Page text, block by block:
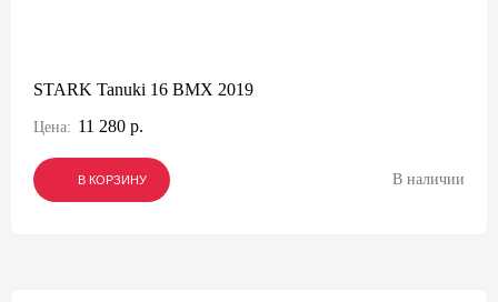
STARK Tanuki 16 BMX 2019
Цена: 11 280 р.
В КОРЗИНУ
В КОРЗИНУ
В КОРЗИНУ В наличии